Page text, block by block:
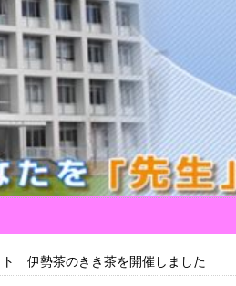
伊勢茶のきき茶を開催しました